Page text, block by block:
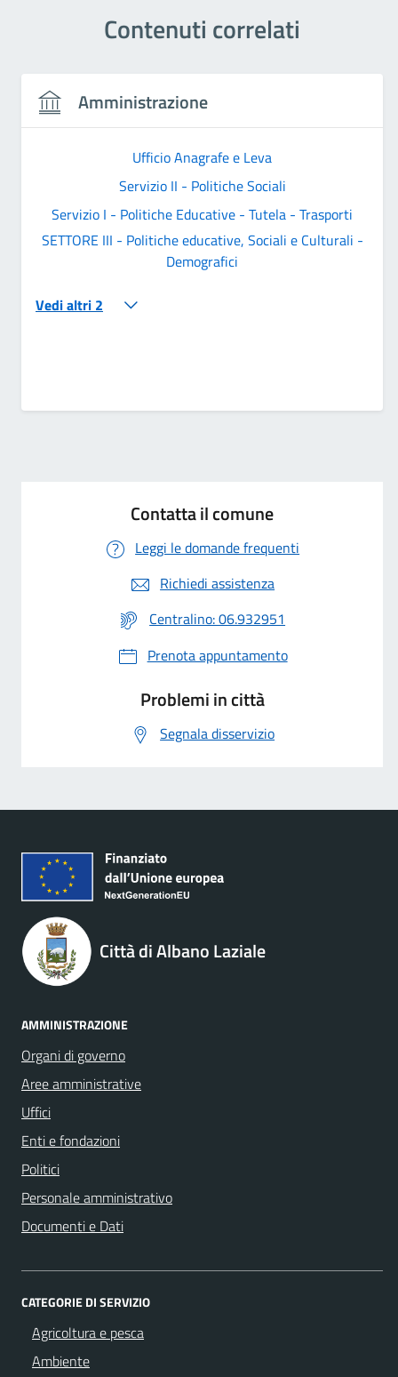
Contenuti correlati
Amministrazione
Ufficio Anagrafe e Leva
Servizio II - Politiche Sociali
Servizio I - Politiche Educative - Tutela - Trasporti
SETTORE III - Politiche educative, Sociali e Culturali -
Demografici
Vedi altri 2
Contatta il comune
Leggi le domande frequenti
Richiedi assistenza
Centralino: 06.932951
Prenota appuntamento
Problemi in città
Segnala disservizio
Città di Albano Laziale
AMMINISTRAZIONE
Organi di governo
Aree amministrative
Uffici
Enti e fondazioni
Politici
Personale amministrativo
Documenti e Dati
CATEGORIE DI SERVIZIO
Agricoltura e pesca
Ambiente